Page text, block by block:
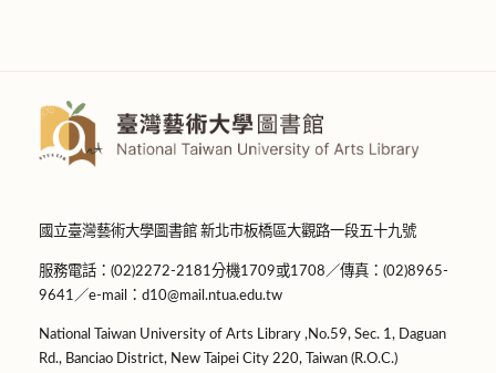
國立臺灣藝術大學圖書館 新北市板橋區大觀路一段五十九號
服務電話：(02)2272-2181分機1709或1708／傳真：(02)8965-
9641／e-mail：d10@mail.ntua.edu.tw
National Taiwan University of Arts Library ,No.59, Sec. 1, Daguan
Rd., Banciao District, New Taipei City 220, Taiwan (R.O.C.)